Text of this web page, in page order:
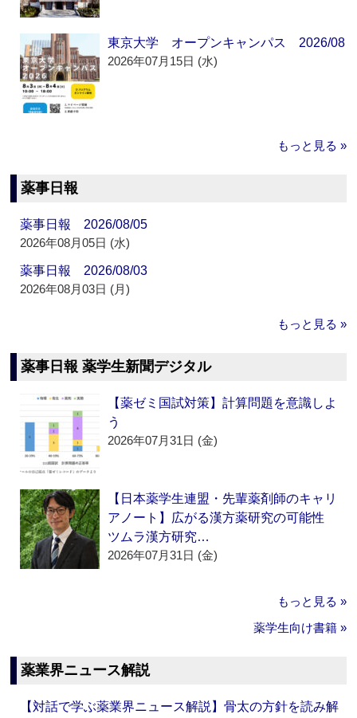
東京大学 オープンキャンパス 2026/08
2026年07月15日 (水)
もっと見る »
薬事日報
薬事日報 2026/08/05
2026年08月05日 (水)
薬事日報 2026/08/03
2026年08月03日 (月)
もっと見る »
薬事日報 薬学生新聞デジタル
【薬ゼミ国試対策】計算問題を意識しよ
う
2026年07月31日 (金)
【日本薬学生連盟・先輩薬剤師のキャリ
アノート】広がる漢方薬研究の可能性
ツムラ漢方研究…
2026年07月31日 (金)
もっと見る »
薬学生向け書籍 »
薬業界ニュース解説
【対話で学ぶ薬業界ニュース解説】骨太の方針を読み解